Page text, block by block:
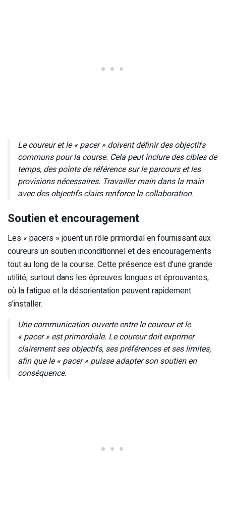
Le coureur et le « pacer » doivent définir des objectifs
communs pour la course. Cela peut inclure des cibles de
temps, des points de référence sur le parcours et les
provisions nécessaires. Travailler main dans la main
avec des objectifs clairs renforce la collaboration.
Soutien et encouragement
Les « pacers » jouent un rôle primordial en fournissant aux
coureurs un soutien inconditionnel et des encouragements
tout au long de la course. Cette présence est d’une grande
utilité, surtout dans les épreuves longues et éprouvantes,
où la fatigue et la désorientation peuvent rapidement
s’installer.
Une communication ouverte entre le coureur et le
« pacer » est primordiale. Le coureur doit exprimer
clairement ses objectifs, ses préférences et ses limites,
afin que le « pacer » puisse adapter son soutien en
conséquence.